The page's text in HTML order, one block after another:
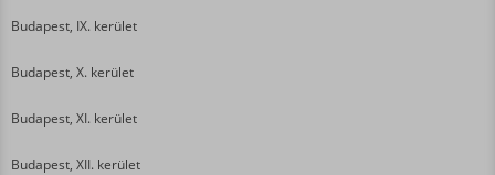
Budapest, IX. kerület
Budapest, X. kerület
Budapest, XI. kerület
Budapest, XII. kerület